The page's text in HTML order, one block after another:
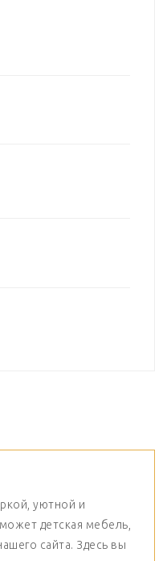
уютной и
детская мебель,
сайта. Здесь вы